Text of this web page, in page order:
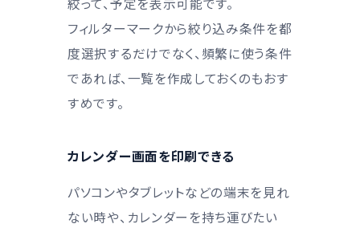
絞って、予定を表示可能です。
フィルターマークから絞り込み条件を都
度選択するだけでなく、頻繁に使う条件
であれば、一覧を作成しておくのもおす
すめです。
カレンダー画面を印刷できる
パソコンやタブレットなどの端末を見れ
ない時や、カレンダーを持ち運びたい